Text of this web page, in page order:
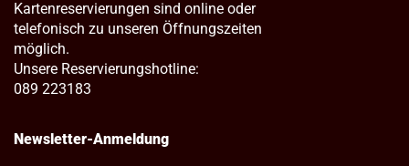
Kartenreservierungen sind online oder
telefonisch zu unseren Öffnungszeiten
möglich.
Unsere Reservierungshotline:
089 223183
Newsletter-Anmeldung